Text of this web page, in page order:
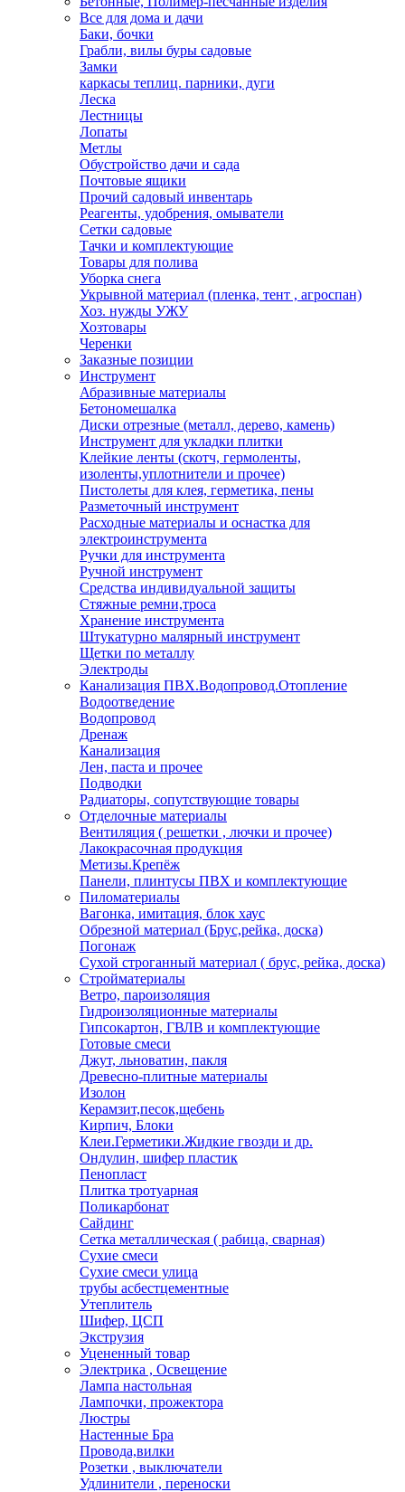
Все для дома и дачи
Баки, бочки
Грабли, вилы буры садовые
Замки
каркасы теплиц. парники, дуги
Леска
Лестницы
Лопаты
Метлы
Обустройство дачи и сада
Почтовые ящики
Прочий садовый инвентарь
Реагенты, удобрения, омыватели
Сетки садовые
Тачки и комплектующие
Товары для полива
Уборка снега
Укрывной материал (пленка, тент , агроспан)
Хоз. нужды УЖУ
Хозтовары
Черенки
Заказные позиции
Инструмент
Абразивные материалы
Бетономешалка
Диски отрезные (металл, дерево, камень)
Инструмент для укладки плитки
Клейкие ленты (скотч, гермоленты,
изоленты,уплотнители и прочее)
Пистолеты для клея, герметика, пены
Разметочный инструмент
Расходные материалы и оснастка для
электроинструмента
Ручки для инструмента
Ручной инструмент
Средства индивидуальной защиты
Стяжные ремни,троса
Хранение инструмента
Штукатурно малярный инструмент
Щетки по металлу
Электроды
Канализация ПВХ.Водопровод.Отопление
Водоотведение
Водопровод
Дренаж
Канализация
Лен, паста и прочее
Подводки
Радиаторы, сопутствующие товары
Отделочные материалы
Вентиляция ( решетки , лючки и прочее)
Лакокрасочная продукция
Метизы.Крепёж
Панели, плинтусы ПВХ и комплектующие
Пиломатериалы
Вагонка, имитация, блок хаус
Обрезной материал (Брус,рейка, доска)
Погонаж
Сухой строганный материал ( брус, рейка, доска)
Стройматериалы
Ветро, пароизоляция
Гидроизоляционные материалы
Гипсокартон, ГВЛВ и комплектующие
Готовые смеси
Джут, льноватин, пакля
Древесно-плитные материалы
Изолон
Керамзит,песок,щебень
Кирпич, Блоки
Клеи.Герметики.Жидкие гвозди и др.
Ондулин, шифер пластик
Пенопласт
Плитка тротуарная
Поликарбонат
Сайдинг
Сетка металлическая ( рабица, сварная)
Сухие смеси
Сухие смеси улица
трубы асбестцементные
Утеплитель
Шифер, ЦСП
Экструзия
Уцененный товар
Электрика , Освещение
Лампа настольная
Лампочки, прожектора
Люстры
Настенные Бра
Провода,вилки
Розетки , выключатели
Удлинители , переноски